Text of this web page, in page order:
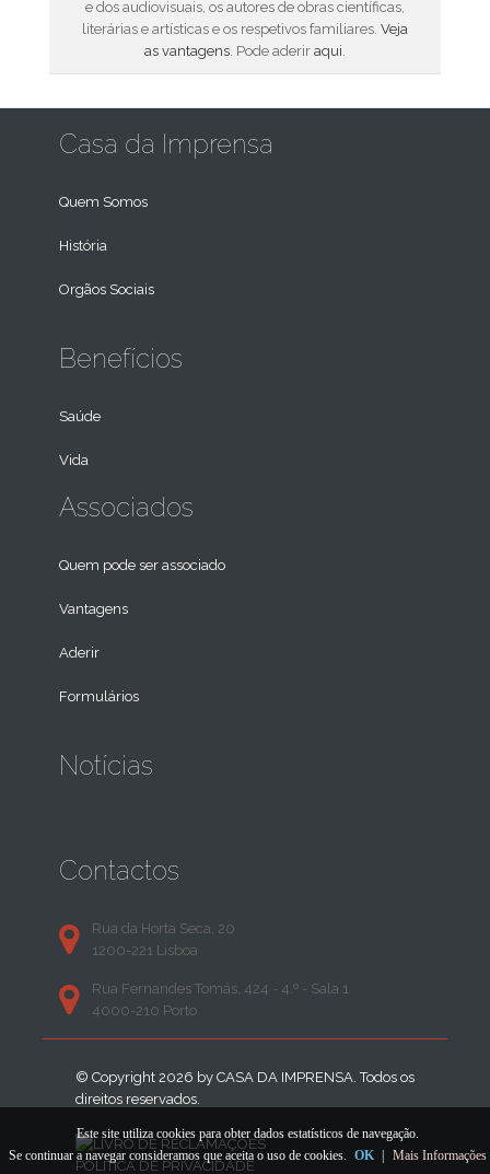
e dos audiovisuais, os autores de obras científicas,
literárias e artísticas e os respetivos familiares. Veja
as vantagens. Pode aderir aqui.
Casa da Imprensa
Quem Somos
História
Orgãos Sociais
Benefícios
Saúde
Vida
Associados
Quem pode ser associado
Vantagens
Aderir
Formulários
Notícias
Contactos
Rua da Horta Seca, 20
1200-221 Lisboa
Rua Fernandes Tomás, 424 - 4.º - Sala 1
4000-210 Porto
© Copyright 2026 by CASA DA IMPRENSA. Todos os
direitos reservados.
POLÍTICA DE PRIVACIDADE
Este site utiliza cookies para obter dados estatísticos de navegação.
Se continuar a navegar consideramos que aceita o uso de cookies. OK Mais Informações